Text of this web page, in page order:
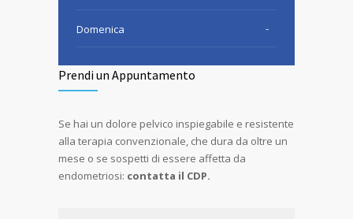
Domenica -
Prendi un Appuntamento
Se hai un dolore pelvico inspiegabile e resistente
alla terapia convenzionale, che dura da oltre un
mese o se sospetti di essere affetta da
endometriosi: contatta il CDP.